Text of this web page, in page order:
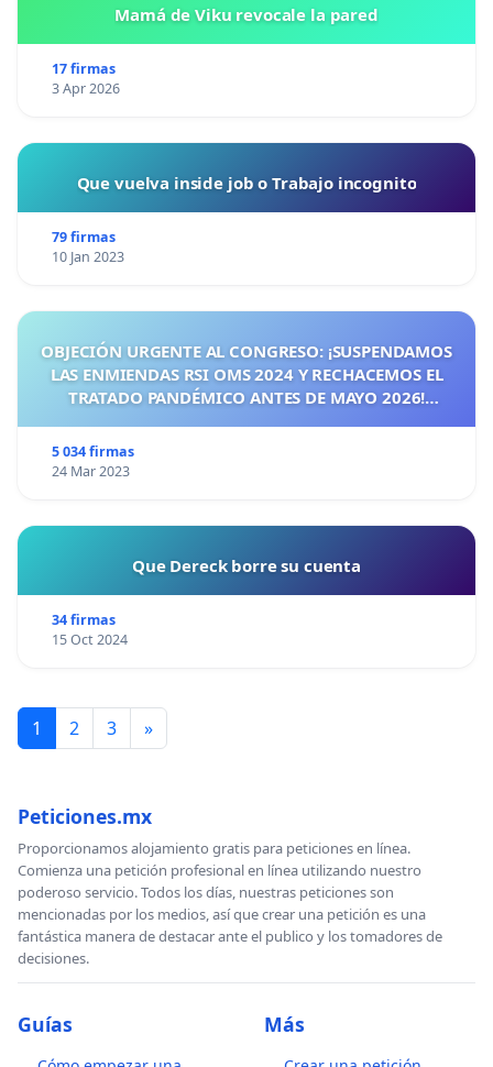
Mamá de Viku revocale la pared
17 firmas
3 Apr 2026
Que vuelva inside job o Trabajo incognito
79 firmas
10 Jan 2023
OBJECIÓN URGENTE AL CONGRESO: ¡SUSPENDAMOS
LAS ENMIENDAS RSI OMS 2024 Y RECHACEMOS EL
TRATADO PANDÉMICO ANTES DE MAYO 2026!
5 034 firmas
24 Mar 2023
Que Dereck borre su cuenta
34 firmas
15 Oct 2024
1 2 3 »
Peticiones.mx
Proporcionamos alojamiento gratis para peticiones en línea.
Comienza una petición profesional en línea utilizando nuestro
poderoso servicio. Todos los días, nuestras peticiones son
mencionadas por los medios, así que crear una petición es una
fantástica manera de destacar ante el publico y los tomadores de
decisiones.
Guías Más